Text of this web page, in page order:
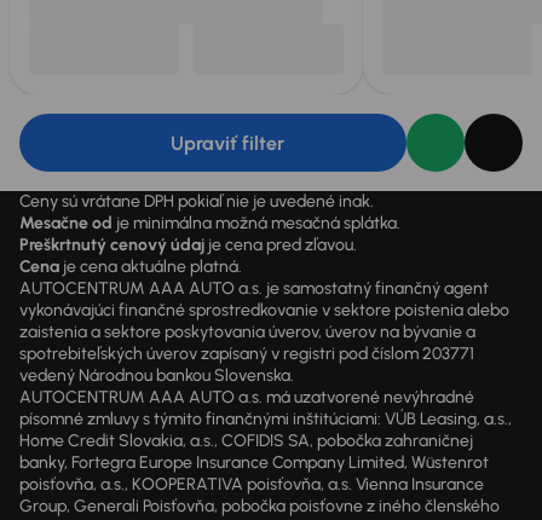
Upraviť filter
Ceny sú vrátane DPH pokiaľ nie je uvedené inak.
Mesačne od je minimálna možná mesačná splátka.
Preškrtnutý cenový údaj je cena pred zľavou.
Cena je cena aktuálne platná.
AUTOCENTRUM AAA AUTO a.s. je samostatný finančný agent
vykonávajúci finančné sprostredkovanie v sektore poistenia alebo
zaistenia a sektore poskytovania úverov, úverov na bývanie a
spotrebiteľských úverov zapísaný v registri pod číslom 203771
vedený Národnou bankou Slovenska.
AUTOCENTRUM AAA AUTO a.s. má uzatvorené nevýhradné
písomné zmluvy s týmito finančnými inštitúciami: VÚB Leasing, a.s.,
Home Credit Slovakia, a.s., COFIDIS SA, pobočka zahraničnej
banky, Fortegra Europe Insurance Company Limited, Wüstenrot
poisťovňa, a.s., KOOPERATIVA poisťovňa, a.s. Vienna Insurance
Group, Generali Poisťovňa, pobočka poisťovne z iného členského